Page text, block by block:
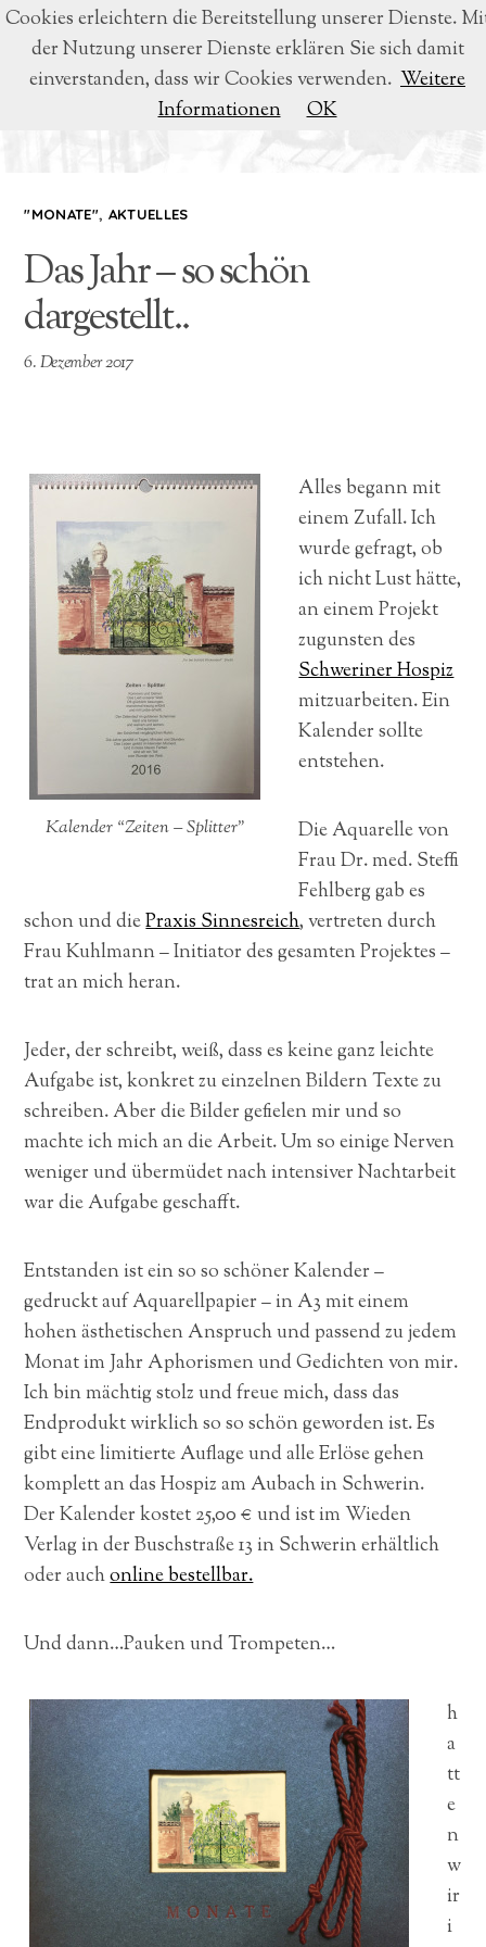
BEATRICE VOIGT
LYRIK & LITERATUR
"MONATE", AKTUELLES
Das Jahr – so schön
dargestellt..
6. Dezember 2017
Kalender “Zeiten – Splitter”
Alles begann mit
einem Zufall. Ich
wurde gefragt, ob
ich nicht Lust hätte,
an einem Projekt
zugunsten des
Schweriner Hospiz
mitzuarbeiten. Ein
Kalender sollte
entstehen.
Die Aquarelle von
Frau Dr. med. Steffi
Fehlberg gab es
schon und diePraxis Sinnesreich, vertreten durch
Frau Kuhlmann – Initiator des gesamten Projektes –
trat an mich heran.
Jeder, der schreibt, weiß, dass es keine ganz leichte
Aufgabe ist, konkret zu einzelnen Bildern Texte zu
schreiben. Aber die Bilder gefielen mir und so
machte ich mich an die Arbeit. Um so einige Nerven
weniger und übermüdet nach intensiver Nachtarbeit
war die Aufgabe geschafft.
Entstanden ist ein so so schöner Kalender –
gedruckt auf Aquarellpapier – in A3 mit einem
hohen ästhetischen Anspruch und passend zu jedem
Monat im Jahr Aphorismen und Gedichten von mir.
Ich bin mächtig stolz und freue mich, dass das
Endprodukt wirklich so so schön geworden ist. Es
gibt eine limitierte Auflage und alle Erlöse gehen
komplett an das Hospiz am Aubach in Schwerin.
Der Kalender kostet 25,00 € und ist im Wieden
Verlag in der Buschstraße 13 in Schwerin erhältlich
oder auchonline bestellbar.
Und dann…Pauken und Trompeten…
h
a
tt
e
n
w
ir
i
Cookies erleichtern die Bereitstellung unserer Dienste.
der Nutzung unserer Dienste erklären Sie sich damit
einverstanden, dass wir Cookies verwenden. Weitere
Informationen
OK